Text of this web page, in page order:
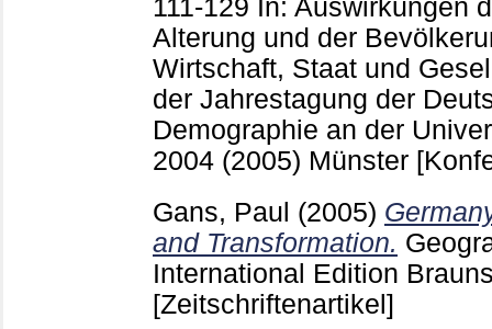
111-129 In: Auswirkungen
Alterung und der
Wirtschaft, Staat und
der Jahrestagung der
Demographie an der
2004 (2005) Münster
Gans, Paul (2005)
and Transformation.
International Edition
[Zeitschriftenartikel]